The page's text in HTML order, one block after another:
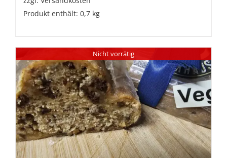
Produkt enthält: 0,7 kg
Nicht vorrätig